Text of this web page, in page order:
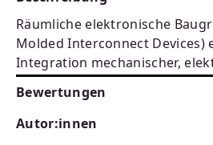
Räumliche elektronische
Molded Interconnect Devices)
Integration mechanischer,
Bewertungen
Autor:innen